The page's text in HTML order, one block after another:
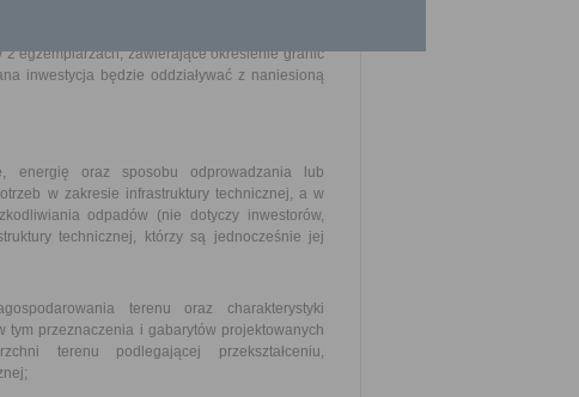
1:500 lub 1:1000, a w stosunku do inwestycji
egzemplarzach, zawierające określenie granic
inwestycja będzie oddziaływać z naniesioną
energię oraz sposobu odprowadzania lub
w zakresie infrastruktury technicznej, a w
odpadów (nie dotyczy inwestorów,
technicznej, którzy są jednocześnie jej
terenu oraz charakterystyki
przeznaczenia i gabarytów projektowanych
terenu podlegającej przekształceniu,